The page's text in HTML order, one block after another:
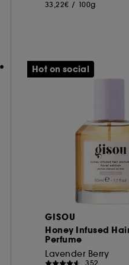
33,22€ / 100g
GISOU
Honey Infused
Perfume
Lavender Berry
352
Hot on social